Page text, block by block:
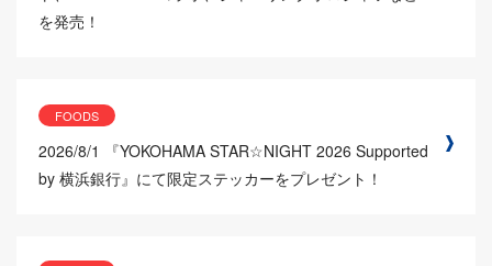
を発売！
FOODS
2026/8/1
『YOKOHAMA STAR☆NIGHT 2026 Supported
by 横浜銀行』にて限定ステッカーをプレゼント！